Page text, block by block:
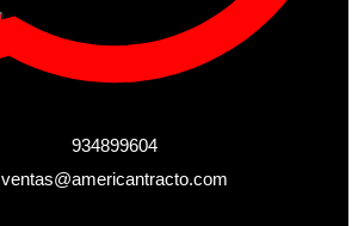
934899604
ventas@americantracto.com